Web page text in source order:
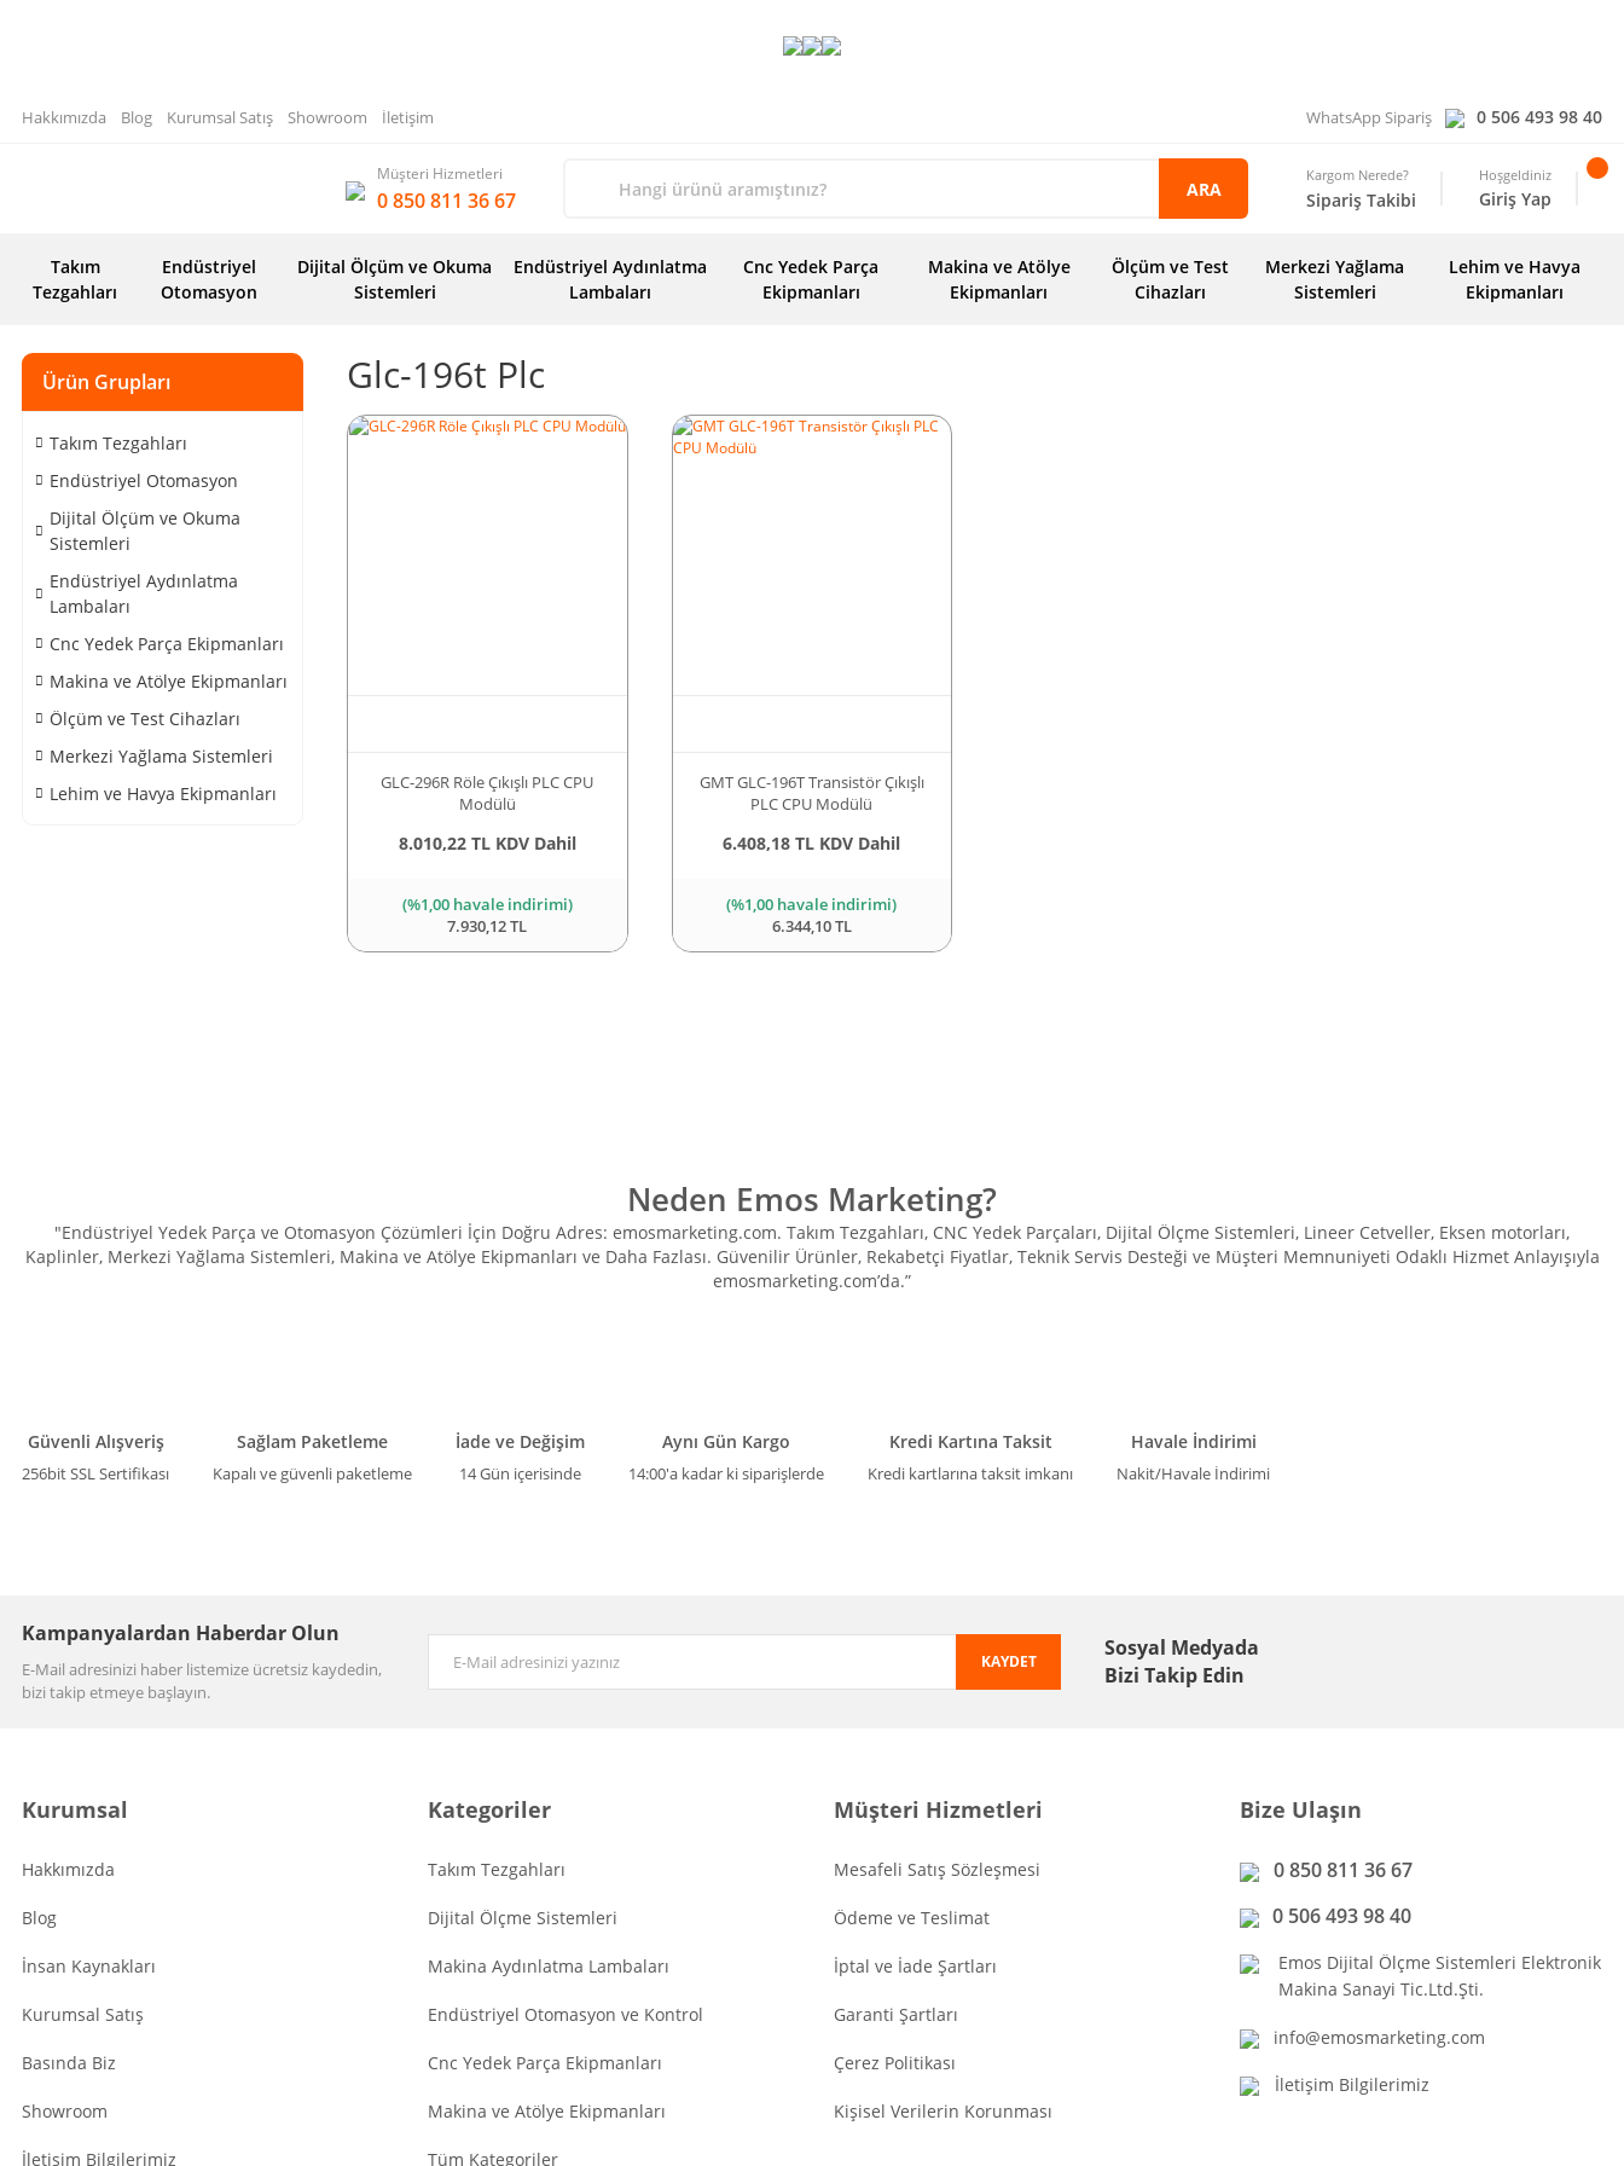
Hakkımızda Blog Kurumsal Satış Showroom İletişim WhatsApp Sipariş 0 506 493 98 40
Müşteri Hizmetleri
0 850 811 36 67 ARA
Kargom Nerede?
Sipariş Takibi
Hoşgeldiniz
Giriş Yap
Takım
Tezgahları
Endüstriyel
Otomasyon
Dijital Ölçüm ve Okuma
Sistemleri
Endüstriyel Aydınlatma
Lambaları
Cnc Yedek Parça
Ekipmanları
Makina ve Atölye
Ekipmanları
Ölçüm ve Test
Cihazları
Merkezi Yağlama
Sistemleri
Lehim ve Havya
Ekipmanları
Ürün Grupları
Takım Tezgahları
Endüstriyel Otomasyon
Dijital Ölçüm ve Okuma
Sistemleri
Endüstriyel Aydınlatma
Lambaları
Cnc Yedek Parça Ekipmanları
Makina ve Atölye Ekipmanları
Ölçüm ve Test Cihazları
Merkezi Yağlama Sistemleri
Lehim ve Havya Ekipmanları
Glc-196t Plc
GLC-296R Röle Çıkışlı PLC CPU
Modülü
8.010,22 TL KDV Dahil
(%1,00 havale indirimi)
7.930,12 TL
GMT GLC-196T Transistör Çıkışlı
PLC CPU Modülü
6.408,18 TL KDV Dahil
(%1,00 havale indirimi)
6.344,10 TL
Neden Emos Marketing?
"Endüstriyel Yedek Parça ve Otomasyon Çözümleri İçin Doğru Adres: emosmarketing.com. Takım Tezgahları, CNC Yedek Parçaları, Dijital Ölçme Sistemleri, Lineer Cetveller, Eksen motorları,
Kaplinler, Merkezi Yağlama Sistemleri, Makina ve Atölye Ekipmanları ve Daha Fazlası. Güvenilir Ürünler, Rekabetçi Fiyatlar, Teknik Servis Desteği ve Müşteri Memnuniyeti Odaklı Hizmet Anlayışıyla
emosmarketing.com’da.”
Güvenli Alışveriş
256bit SSL Sertifikası
Sağlam Paketleme
Kapalı ve güvenli paketleme
İade ve Değişim
14 Gün içerisinde
Aynı Gün Kargo
14:00'a kadar ki siparişlerde
Kredi Kartına Taksit
Kredi kartlarına taksit imkanı
Havale İndirimi
Nakit/Havale İndirimi
Kampanyalardan Haberdar Olun
E-Mail adresinizi haber listemize ücretsiz kaydedin,
bizi takip etmeye başlayın.
KAYDET
Sosyal Medyada
Bizi Takip Edin
Kurumsal
Hakkımızda
Blog
İnsan Kaynakları
Kurumsal Satış
Basında Biz
Showroom
İletişim Bilgilerimiz
Kategoriler
Takım Tezgahları
Dijital Ölçme Sistemleri
Makina Aydınlatma Lambaları
Endüstriyel Otomasyon ve Kontrol
Cnc Yedek Parça Ekipmanları
Makina ve Atölye Ekipmanları
Tüm Kategoriler
Müşteri Hizmetleri
Mesafeli Satış Sözleşmesi
Ödeme ve Teslimat
İptal ve İade Şartları
Garanti Şartları
Çerez Politikası
Kişisel Verilerin Korunması
Bize Ulaşın
0 850 811 36 67
0 506 493 98 40
Emos Dijital Ölçme Sistemleri Elektronik
Makina Sanayi Tic.Ltd.Şti.
info@emosmarketing.com
İletişim Bilgilerimiz